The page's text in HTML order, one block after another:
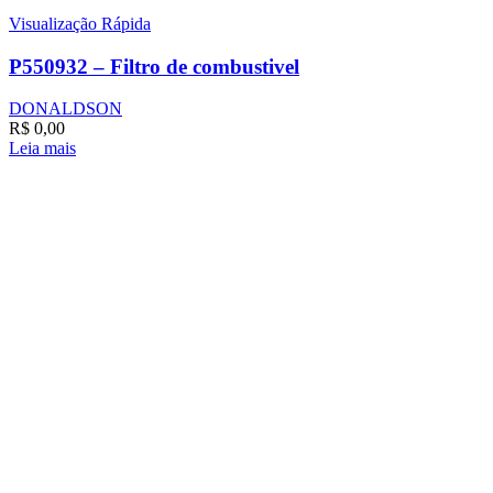
Visualização Rápida
P550932 – Filtro de combustivel
DONALDSON
R$ 0,00
Leia mais